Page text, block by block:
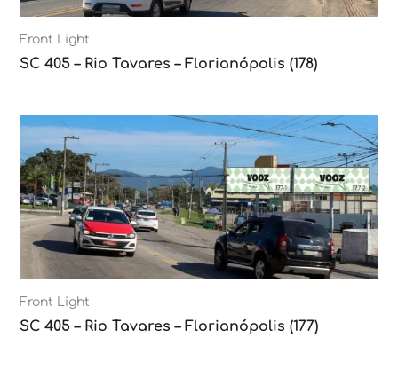
Front Light
SC 405 – Rio Tavares – Florianópolis (178)
Front Light
SC 405 – Rio Tavares – Florianópolis (177)